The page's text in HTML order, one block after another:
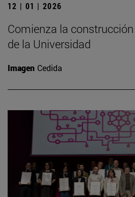
12 | 01 | 2026
Comienza la
de la Universidad
Imagen Cedida